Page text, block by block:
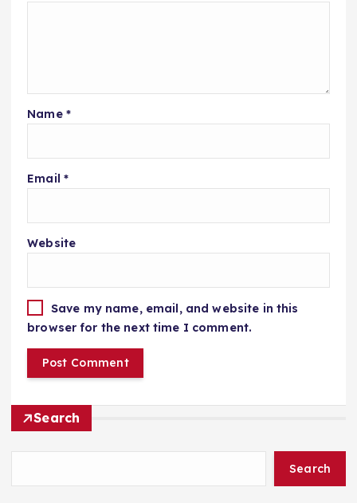
Name *
Email *
Website
Save my name, email, and website in this
browser for the next time I comment.
Search
Search